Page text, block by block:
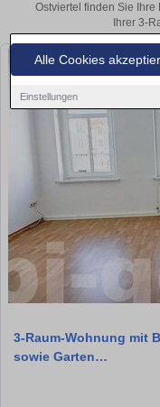
Alle Cookies
Einstellungen
Ostviertel finden Sie
Ihrer 3-
3-Raum-Wohnung mit
sowie Garten…